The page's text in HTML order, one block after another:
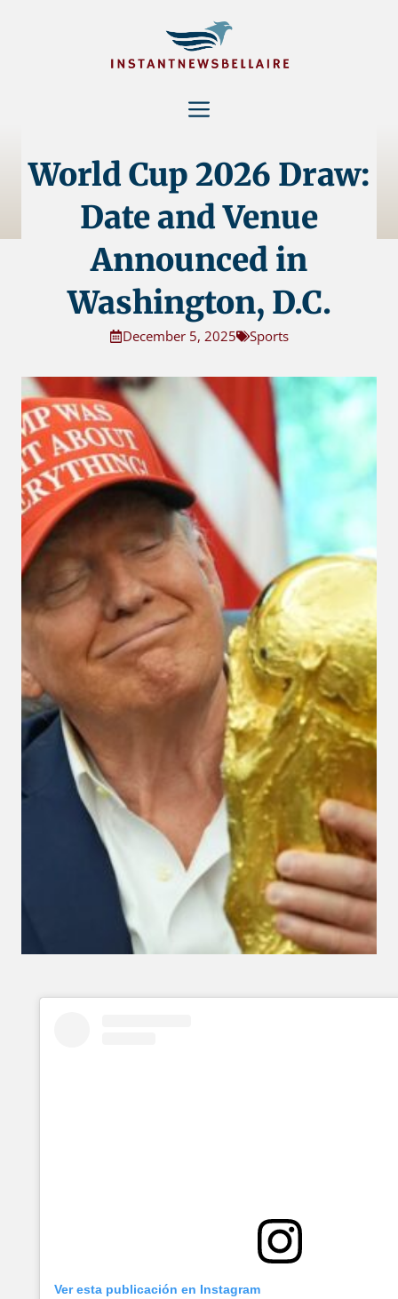
Menu
World Cup 2026 Draw:
Date and Venue
Announced in
Washington, D.C.
December 5, 2025 Sports
Ver esta publicación en Instagram